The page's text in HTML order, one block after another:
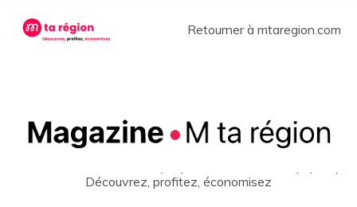
Retourner à mtaregion.com
Découvrez, profitez, économisez